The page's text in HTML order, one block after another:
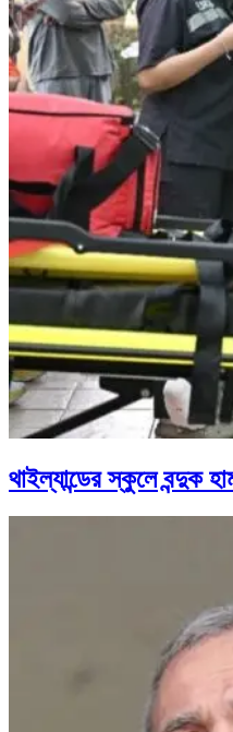
থাইল্যান্ডের স্কুলে বন্দুক